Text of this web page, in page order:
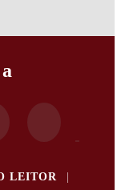
LEITOR